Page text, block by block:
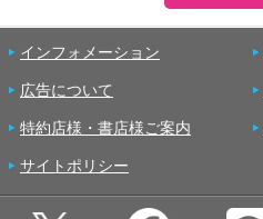
インフォメーション
広告について
特約店様・書店様ご案内
サイトポリシー